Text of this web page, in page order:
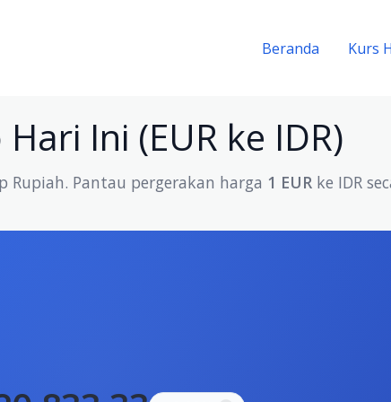
Beranda Kurs
Ini (EUR ke IDR)
Rupiah. Pantau pergerakan harga 1 EURke IDR